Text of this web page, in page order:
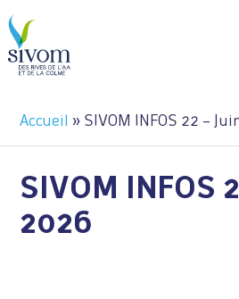
Accueil » SIVOM INFOS 22 –
SIVOM INFOS
2026